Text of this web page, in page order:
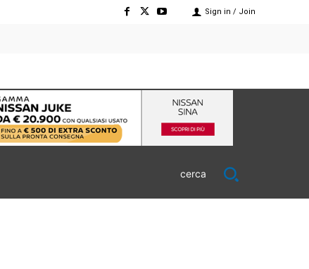
Sign in / Join
cerca